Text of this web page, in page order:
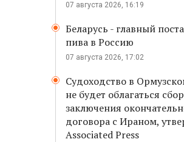
07 августа 2026, 16:19
Беларусь - главный
пива в Россию
07 августа 2026, 17:02
Судоходство в
не будет облагаться
заключения
договора с Ираном,
Associated Press